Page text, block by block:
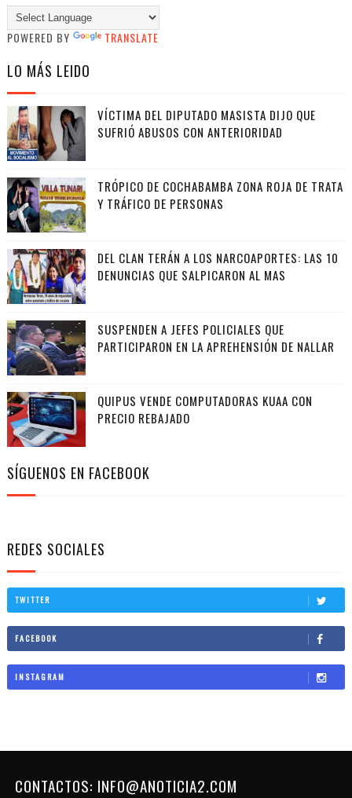
POWERED BY TRANSLATE
LO MÁS LEIDO
VÍCTIMA DEL DIPUTADO MASISTA DIJO QUE
SUFRIÓ ABUSOS CON ANTERIORIDAD
TRÓPICO DE COCHABAMBA ZONA ROJA DE TRATA
Y TRÁFICO DE PERSONAS
DEL CLAN TERÁN A LOS NARCOAPORTES: LAS 10
DENUNCIAS QUE SALPICARON AL MAS
SUSPENDEN A JEFES POLICIALES QUE
PARTICIPARON EN LA APREHENSIÓN DE NALLAR
QUIPUS VENDE COMPUTADORAS KUAA CON
PRECIO REBAJADO
SÍGUENOS EN FACEBOOK
REDES SOCIALES
TWITTER
FACEBOOK
INSTAGRAM
CONTACTOS: INFO@ANOTICIA2.COM